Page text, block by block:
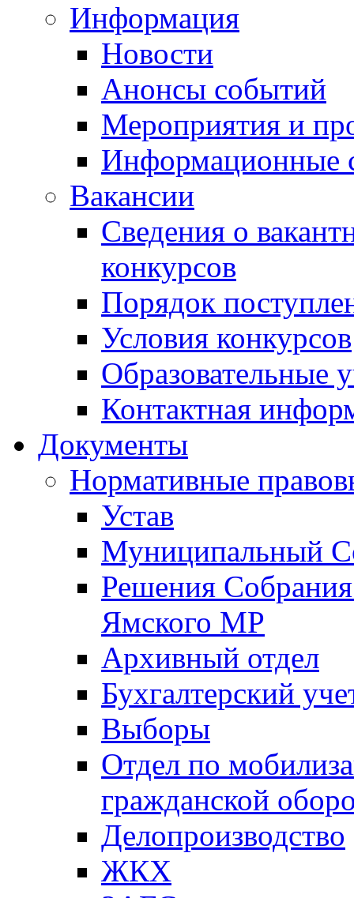
Информация
Новости
Анонсы событий
Мероприятия и
Информационные
Вакансии
Сведения о
конкурсов
Порядок
Условия конкурсов
Образовательные
Контактная
Документы
Нормативные
Устав
Муниципальный
Решения
Ямского МР
Архивный отдел
Бухгалтерский
Выборы
Отдел по
гражданской
Делопроизводство
ЖКХ